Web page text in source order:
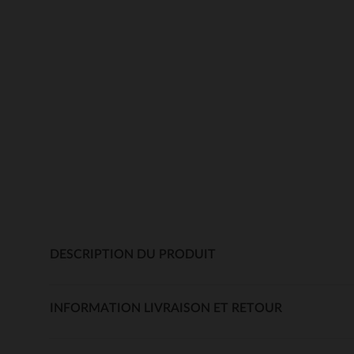
DESCRIPTION DU PRODUIT
INFORMATION LIVRAISON ET RETOUR